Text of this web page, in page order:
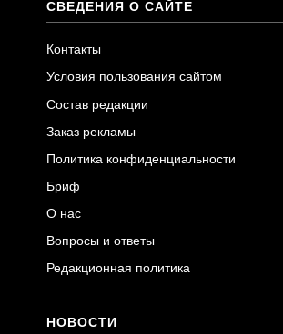
СВЕДЕНИЯ О САЙТЕ
Контакты
Условия пользования сайтом
Состав редакции
Заказ рекламы
Политика конфиденциальности
Бриф
О нас
Вопросы и ответы
Редакционная политика
НОВОСТИ